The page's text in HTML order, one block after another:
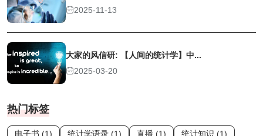
2025-11-13
大家的风信研: 【人间的统计学】中...
2025-03-20
热门标签
电子书 (1) 统计学语录 (1) 直播 (1)
统计知识 (1)